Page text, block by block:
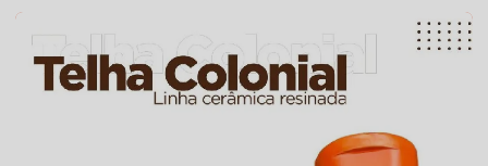
Orçamento de telha de cimento
Preço da telha americana branca esmaltada